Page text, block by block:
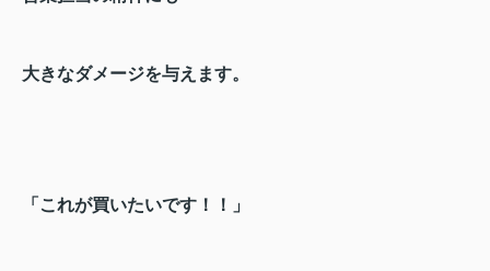
大きなダメージを与えます。
「これが買いたいです！！」